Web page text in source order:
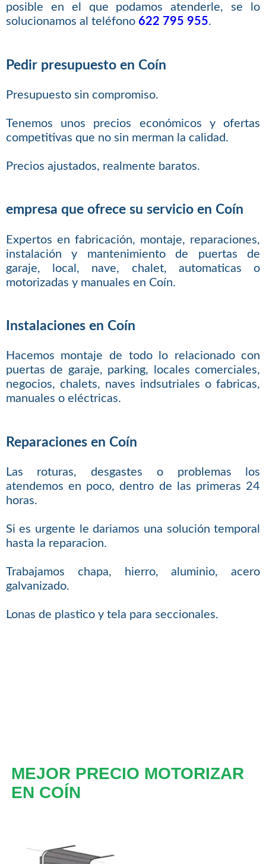
posible en el que podamos atenderle, se lo
solucionamos al teléfono 622 795 955.
Pedir presupuesto en Coín
Presupuesto sin compromiso.
Tenemos unos precios económicos y ofertas
competitivas que no sin merman la calidad.
Precios ajustados, realmente baratos.
empresa que ofrece su servicio en Coín
Expertos en fabricación, montaje, reparaciones,
instalación y mantenimiento de puertas de
garaje, local, nave, chalet, automaticas o
motorizadas y manuales en Coín.
Instalaciones en Coín
Hacemos montaje de todo lo relacionado con
puertas de garaje, parking, locales comerciales,
negocios, chalets, naves indsutriales o fabricas,
manuales o eléctricas.
Reparaciones en Coín
Las roturas, desgastes o problemas los
atendemos en poco, dentro de las primeras 24
horas.
Si es urgente le dariamos una solución temporal
hasta la reparacion.
Trabajamos chapa, hierro, aluminio, acero
galvanizado.
Lonas de plastico y tela para seccionales.
MEJOR PRECIO MOTORIZAR
EN COÍN